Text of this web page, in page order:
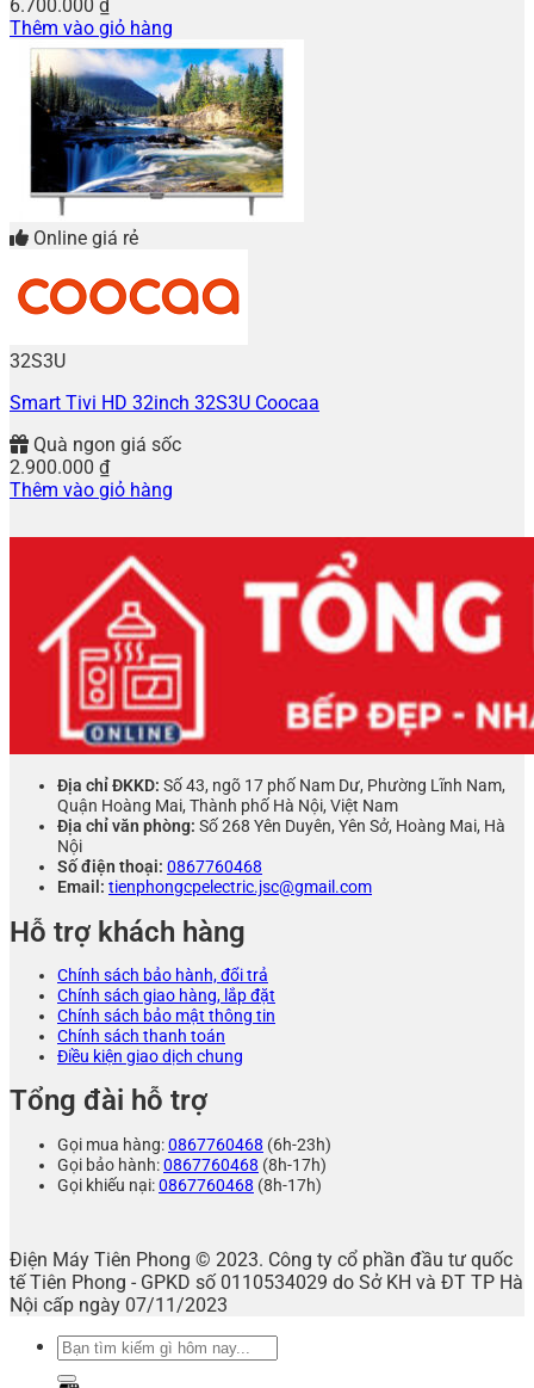
6.700.000 ₫
Thêm vào giỏ hàng
Online giá rẻ
32S3U
Smart Tivi HD 32inch 32S3U Coocaa
Quà ngon giá sốc
2.900.000 ₫
Thêm vào giỏ hàng
Địa chỉ ĐKKD: Số 43, ngõ 17 phố Nam Dư, Phường Lĩnh Nam,
Quận Hoàng Mai, Thành phố Hà Nội, Việt Nam
Địa chỉ văn phòng: Số 268 Yên Duyên, Yên Sở, Hoàng Mai, Hà
Nội
Số điện thoại: 0867760468
Email: tienphongcpelectric.jsc@gmail.com
Hỗ trợ khách hàng
Chính sách bảo hành, đổi trả
Chính sách giao hàng, lắp đặt
Chính sách bảo mật thông tin
Chính sách thanh toán
Điều kiện giao dịch chung
Tổng đài hỗ trợ
Gọi mua hàng:0867760468 (6h-23h)
Gọi bảo hành:0867760468 (8h-17h)
Gọi khiếu nại:0867760468 (8h-17h)
Điện Máy Tiên Phong © 2023. Công ty cổ phần đầu tư quốc
tế Tiên Phong - GPKD số 0110534029 do Sở KH và ĐT TP Hà
Nội cấp ngày 07/11/2023
Tìm